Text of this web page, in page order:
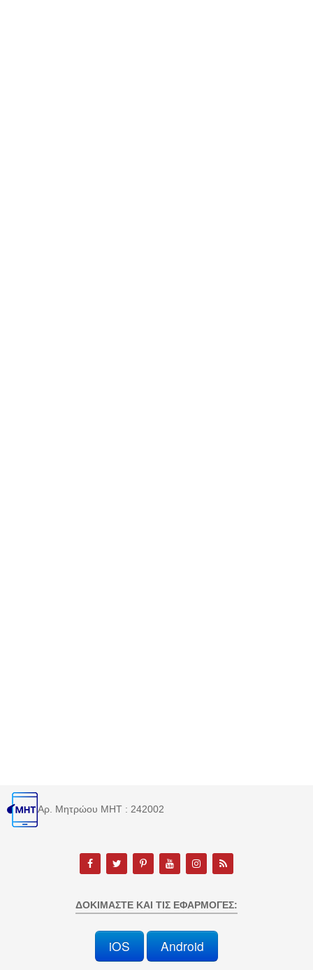
Αρ. Μητρώου MHT : 242002
ΔΟΚΙΜΆΣΤΕ ΚΑΙ ΤΙΣ ΕΦΑΡΜΟΓΈΣ:
iOS Android